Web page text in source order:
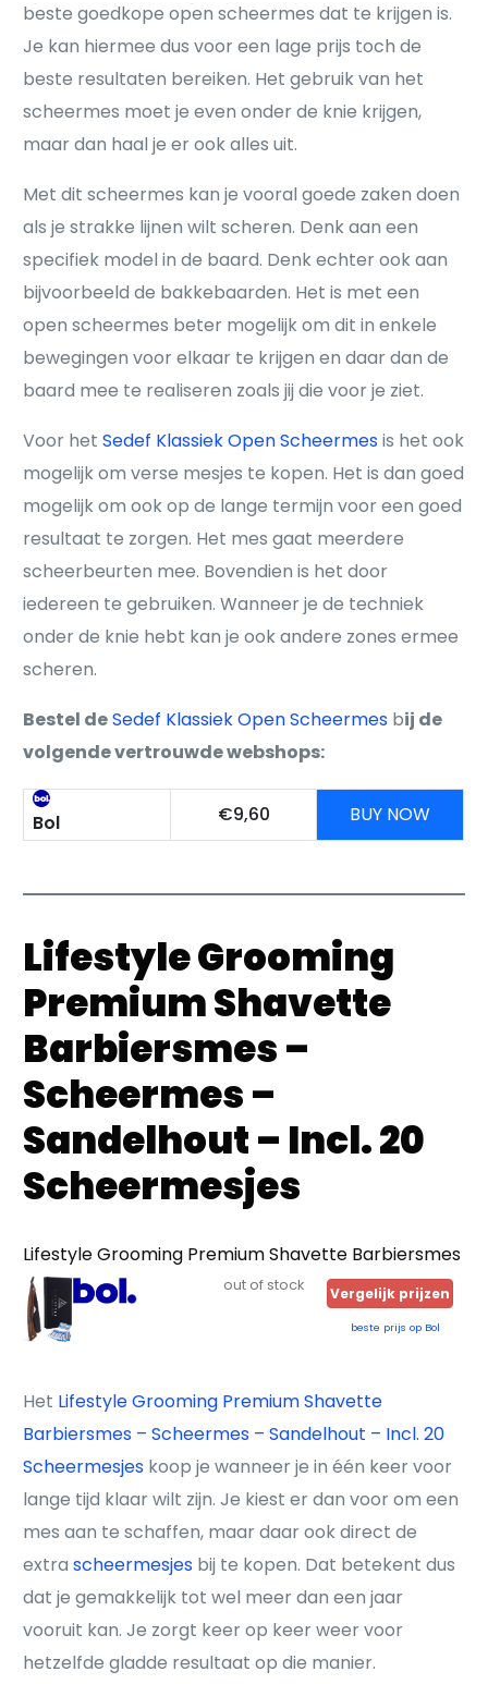
beste goedkope open scheermes dat te krijgen is.
Je kan hiermee dus voor een lage prijs toch de
beste resultaten bereiken. Het gebruik van het
scheermes moet je even onder de knie krijgen,
maar dan haal je er ook alles uit.
Met dit scheermes kan je vooral goede zaken doen
als je strakke lijnen wilt scheren. Denk aan een
specifiek model in de baard. Denk echter ook aan
bijvoorbeeld de bakkebaarden. Het is met een
open scheermes beter mogelijk om dit in enkele
bewegingen voor elkaar te krijgen en daar dan de
baard mee te realiseren zoals jij die voor je ziet.
Voor hetSedef Klassiek Open Scheermesis het ook
mogelijk om verse mesjes te kopen. Het is dan goed
mogelijk om ook op de lange termijn voor een goed
resultaat te zorgen. Het mes gaat meerdere
scheerbeurten mee. Bovendien is het door
iedereen te gebruiken. Wanneer je de techniek
onder de knie hebt kan je ook andere zones ermee
scheren.
Bestel deSedef Klassiek Open Scheermes bij de
volgende vertrouwde webshops:
Bol €9,60 BUY NOW
Lifestyle Grooming
Premium Shavette
Barbiersmes –
Scheermes –
Sandelhout – Incl. 20
Scheermesjes
Lifestyle Grooming Premium Shavette Barbiersmes
out of stock Vergelijk prijzen
beste prijs op Bol
Het Lifestyle Grooming Premium Shavette
Barbiersmes – Scheermes – Sandelhout – Incl. 20
Scheermesjes koop je wanneer je in één keer voor
lange tijd klaar wilt zijn. Je kiest er dan voor om een
mes aan te schaffen, maar daar ook direct de
extrascheermesjes bij te kopen. Dat betekent dus
dat je gemakkelijk tot wel meer dan een jaar
vooruit kan. Je zorgt keer op keer weer voor
hetzelfde gladde resultaat op die manier.